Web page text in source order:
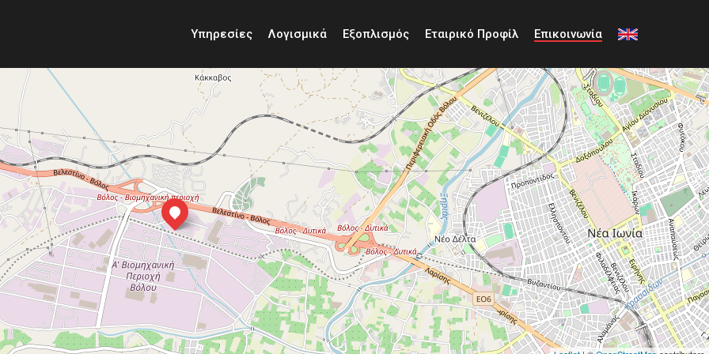
Υπηρεσίες Λογισμικά Εξοπλισμός Εταιρικό Προφίλ Επικοινωνία